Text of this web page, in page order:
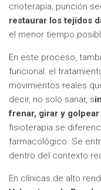
crioterapia, punción
restaurar los tejidos
el menor tiempo
En este proceso,
funcional: el
movimientos reales
decir, no solo sanar, s
frenar, girar y
fisioterapia se
farmacológico. Se
dentro del contexto
En clínicas de alto